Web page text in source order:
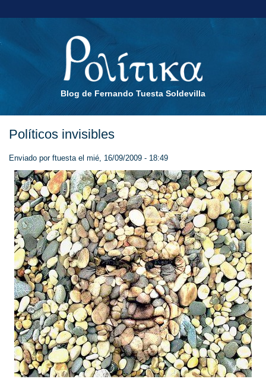
Blog de Fernando Tuesta Soldevilla
Políticos invisibles
Enviado por ftuestael mié, 16/09/2009 - 18:49